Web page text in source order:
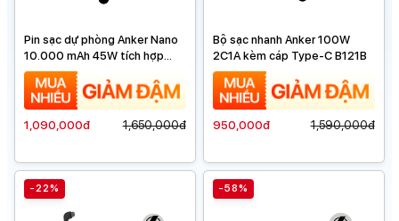
Pin sạc dự phòng Anker Nano
10.000 mAh 45W tích hợp
cáp sạc
1,090,000đ 1,650,000đ
Bộ sạc nhanh Anker 100W
2C1A kèm cáp Type-C B121B
950,000đ 1,590,000đ
-22% -58%